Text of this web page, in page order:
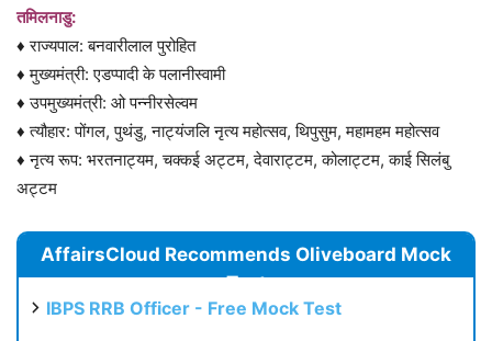
तमिलनाडु:
♦ राज्यपाल: बनवारीलाल पुरोहित
♦ मुख्यमंत्री: एडप्पादी के पलानीस्वामी
♦ उपमुख्यमंत्री: ओ पन्नीरसेल्वम
♦ त्यौहार: पोंगल, पुथंडु, नाट्यंजलि नृत्य महोत्सव, थिपुसुम, महामहम महोत्सव
♦ नृत्य रूप: भरतनाट्यम, चक्कई अट्टम, देवाराट्टम, कोलाट्टम, काई सिलंबु
अट्टम
AffairsCloud Recommends Oliveboard Mock
Test
IBPS RRB Officer - Free Mock Test